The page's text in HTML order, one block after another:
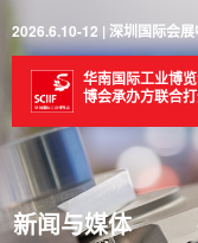
2026.6.10-12 | 深圳国际会展
华南国际工业博
博会承办方联合
新闻与媒体